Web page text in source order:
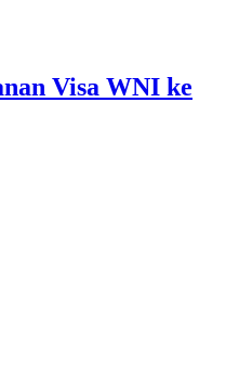
Visa WNI ke